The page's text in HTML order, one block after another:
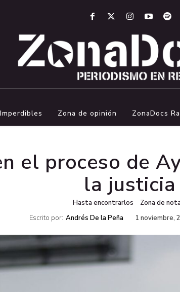
Imperdibles Zona de opinión ZonaDocs
el proceso de
la justicia
Hasta encontrarlos
Zona de
Escrito por: Andrés De la Peña 1 noviembre,